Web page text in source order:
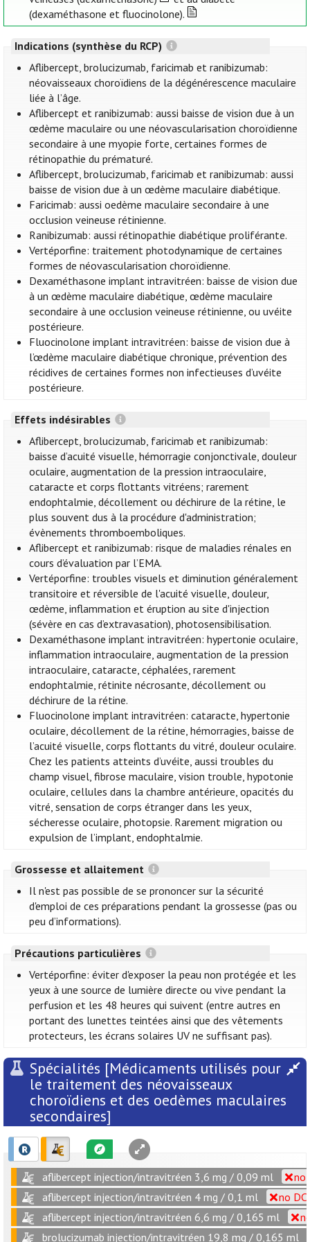
(dexaméthasone et fluocinolone).
Indications (synthèse du RCP)
Aflibercept, brolucizumab, faricimab et ranibizumab:
néovaisseaux choroïdiens de la dégénérescence maculaire
liée à l’âge.
Aflibercept et ranibizumab: aussi baisse de vision due à un
œdème maculaire ou une néovascularisation choroïdienne
secondaire à une myopie forte, certaines formes de
rétinopathie du prématuré.
Aflibercept, brolucizumab, faricimab et ranibizumab: aussi
baisse de vision due à un œdème maculaire diabétique.
Faricimab: aussi oedème maculaire secondaire à une
occlusion veineuse rétinienne.
Ranibizumab: aussi rétinopathie diabétique proliférante.
Vertéporfine: traitement photodynamique de certaines
formes de néovascularisation choroïdienne.
Dexaméthasone implant intravitréen: baisse de vision due
à un œdème maculaire diabétique, œdème maculaire
secondaire à une occlusion veineuse rétinienne, ou uvéite
postérieure.
Fluocinolone implant intravitréen: baisse de vision due à
l’œdème maculaire diabétique chronique, prévention des
récidives de certaines formes non infectieuses d’uvéite
postérieure.
Effets indésirables
Aflibercept, brolucizumab, faricimab et ranibizumab:
baisse d’acuité visuelle, hémorragie conjonctivale, douleur
oculaire, augmentation de la pression intraoculaire,
cataracte et corps flottants vitréens; rarement
endophtalmie, décollement ou déchirure de la rétine, le
plus souvent dus à la procédure d'administration;
évènements thromboemboliques.
Aflibercept et ranibizumab: risque de maladies rénales en
cours d’évaluation par l’EMA.
Vertéporfine: troubles visuels et diminution généralement
transitoire et réversible de l'acuité visuelle, douleur,
œdème, inflammation et éruption au site d'injection
(sévère en cas d’extravasation), photosensibilisation.
Dexaméthasone implant intravitréen: hypertonie oculaire,
inflammation intraoculaire, augmentation de la pression
intraoculaire, cataracte, céphalées, rarement
endophtalmie, rétinite nécrosante, décollement ou
déchirure de la rétine.
Fluocinolone implant intravitréen: cataracte, hypertonie
oculaire, décollement de la rétine, hémorragies, baisse de
l’acuité visuelle, corps flottants du vitré, douleur oculaire.
Chez les patients atteints d’uvéite, aussi troubles du
champ visuel, fibrose maculaire, vision trouble, hypotonie
oculaire, cellules dans la chambre antérieure, opacités du
vitré, sensation de corps étranger dans les yeux,
sécheresse oculaire, photopsie. Rarement migration ou
expulsion de l’implant, endophtalmie.
Grossesse et allaitement
Il n'est pas possible de se prononcer sur la sécurité
d'emploi de ces préparations pendant la grossesse (pas ou
peu d’informations).
Précautions particulières
Vertéporfine: éviter d'exposer la peau non protégée et les
yeux à une source de lumière directe ou vive pendant la
perfusion et les 48 heures qui suivent (entre autres en
portant des lunettes teintées ainsi que des vêtements
protecteurs, les écrans solaires UV ne suffisant pas).
Spécialités [Médicaments utilisés pour
le traitement des néovaisseaux
choroïdiens et des oedèmes maculaires
secondaires]
aflibercept injection/intravitréen 3,6 mg / 0,09 ml
no
aflibercept injection/intravitréen 4 mg / 0,1 ml
no
aflibercept injection/intravitréen 6,6 mg / 0,165 ml
brolucizumab injection/intravitréen 19,8 mg / 0,165 ml